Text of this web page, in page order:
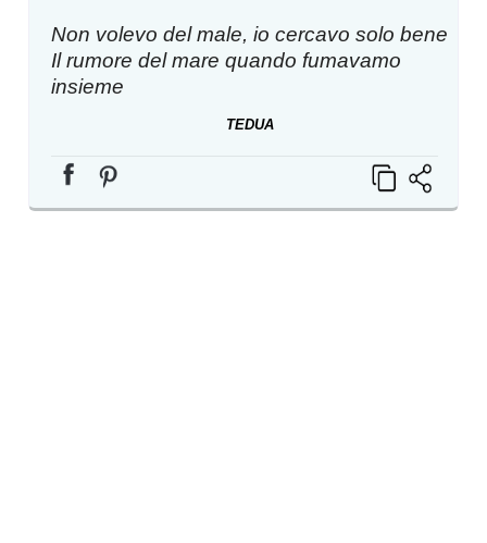
Non volevo del male, io cercavo solo bene
Il rumore del mare quando fumavamo
insieme
TEDUA